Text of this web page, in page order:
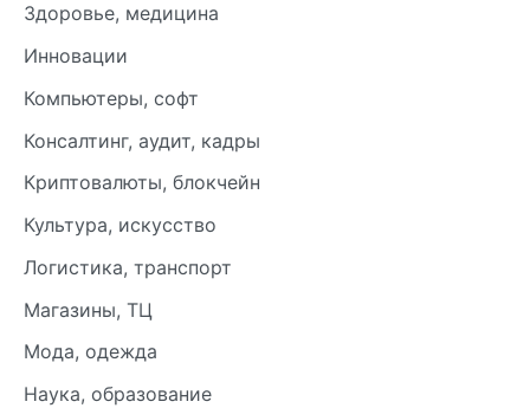
Здоровье, медицина
Инновации
Компьютеры, софт
Консалтинг, аудит, кадры
Криптовалюты, блокчейн
Культура, искусство
Логистика, транспорт
Магазины, ТЦ
Мода, одежда
Наука, образование